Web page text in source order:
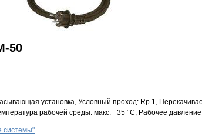
50
установка, Условный проход: Rp 1,
рабочей среды: макс. +35 °С, Рабочее